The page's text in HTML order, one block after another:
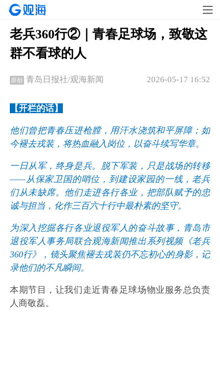
老兵360行②｜青春足球场，致敬这
群不看球的人
原创 2026-05-17 16:52
青岛日报社/观海新闻
【开栏的话】
他们曾把青春压进枪膛，用汗水浇筑和平屏障；如
今褪去戎装，将热血融入岗位，以奋斗续写华章。
一日从军，终身是兵。脱下军装，只是战场的转移
——从保家卫国的哨位，到建设家园的一线，老兵
们从未缺席。他们走进各行各业，把部队赋予的忠
诚与担当，化作三百六十行中最朴素的坚守。
为深入挖掘各行各业退役军人的奋斗故事，青岛市
退役军人事务局联合观海新闻推出系列视频《老兵
360行》，镜头聚焦褪去戎装仍不忘初心的身影，记
录他们的不凡瞬间。
本期节目，让我们走近青春足球场物业服务总负责
人商敬磊。